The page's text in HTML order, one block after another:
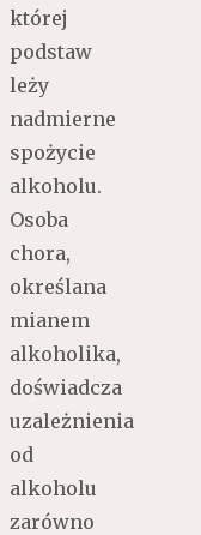
której
podstaw
leży
nadmierne
spożycie
alkoholu.
Osoba
chora,
określana
mianem
alkoholika,
doświadcza
uzależnienia
od
alkoholu
zarówno